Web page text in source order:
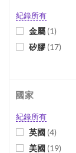
紀錄所有
金屬 (1)
矽膠 (17)
國家
紀錄所有
英國 (4)
美國 (19)